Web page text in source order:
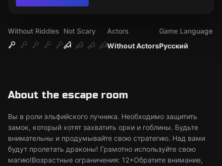
Without Riddles Not Scary
Without Actors
Actors
Русский
Game Language
About the escape room
Вы в роли эльфийского лучника. Необходимо защитить
замок, который хотят захватить орки и гоблины. Будьте
внимательны и продумывайте свою стратегию. Над вами
будут пролетать драконы! Грамотно используйте свою
магию!Возрастные ограничения: 12+Обратите внимание,